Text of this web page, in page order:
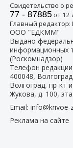
Свидетельство о
77 - 87885от 12
Главный редактор:
ООО "ЕДКММ"
Выдано
информационных
(Роскомнадзор)
Телефон редакции:
400048,
Волгоград, пр-кт
Жукова, д. 100,
Email: info@krivoe-
Реклама на сайте